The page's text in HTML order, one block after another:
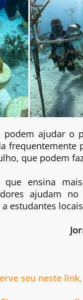
podem ajudar o
frequentemente
que podem
que ensina
ajudam
a estudantes
seu neste